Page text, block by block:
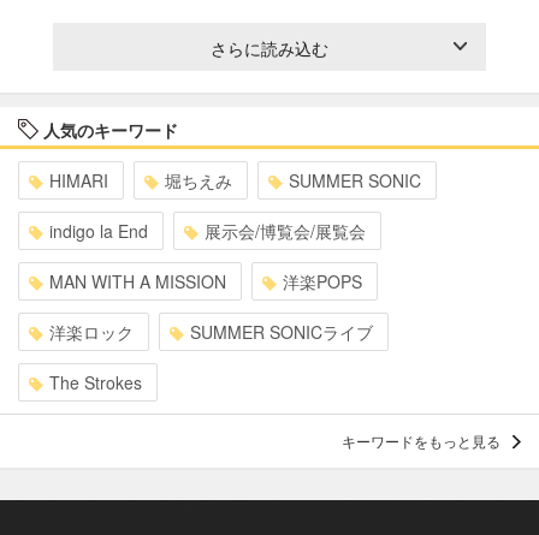
さらに読み込む
人気のキーワード
HIMARI 堀ちえみ SUMMER SONIC
indigo la End 展示会/博覧会/展覧会
MAN WITH A MISSION 洋楽POPS
洋楽ロック SUMMER SONICライブ
The Strokes
キーワードをもっと見る